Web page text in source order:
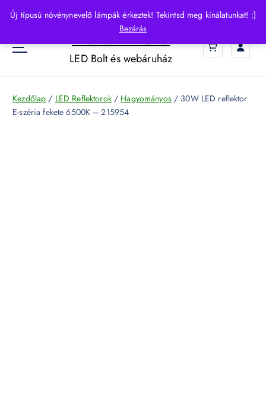
Új típusú növénynevelő lámpák érkeztek! Tekintsd meg kínálatunkat! :)
Bezárás
p
o
HelloLED.hu
LED Bolt és webáruház
Kezdőlap / LED Reflektorok/ Hagyományos/ 30W LED reflektor
E-széria fekete 6500K – 215954